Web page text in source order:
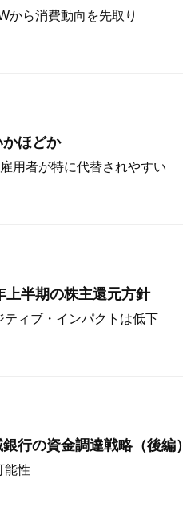
から消費動向を先取り
ほどか
用者が特に代替されやすい
上半期の株主還元方針
ィブ・インパクトは低下
行の資金調達戦略（後編）
能性